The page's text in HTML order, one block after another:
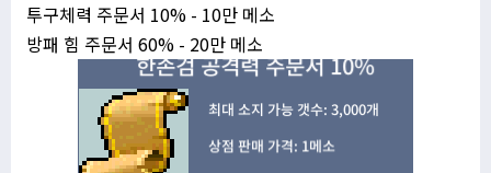
투구체력 주문서 10% - 10만 메소
방패 힘 주문서 60% - 20만 메소